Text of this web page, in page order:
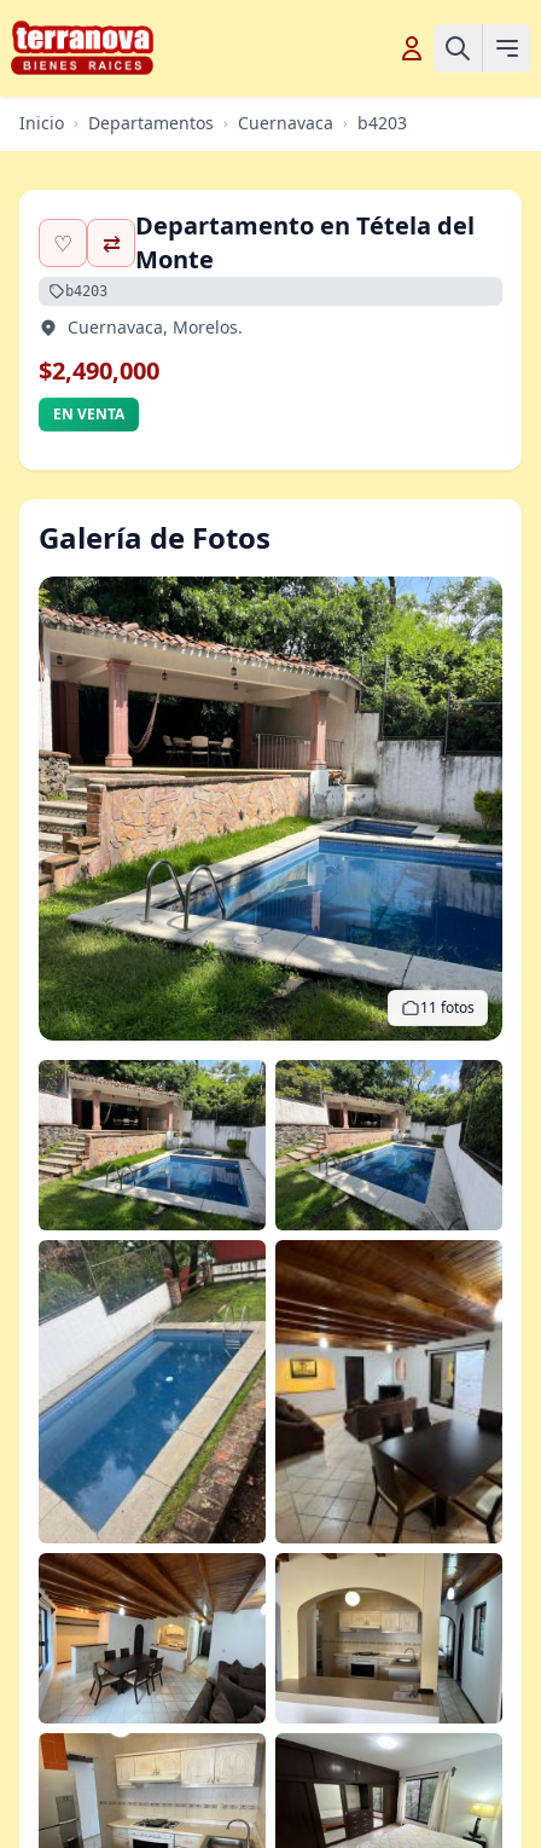
Inicio › Departamentos › Cuernavaca › b4203
♡ ⇄
Departamento en Tétela del
Monte
b4203
Cuernavaca, Morelos.
$2,490,000
EN VENTA
Galería de Fotos
11 fotos